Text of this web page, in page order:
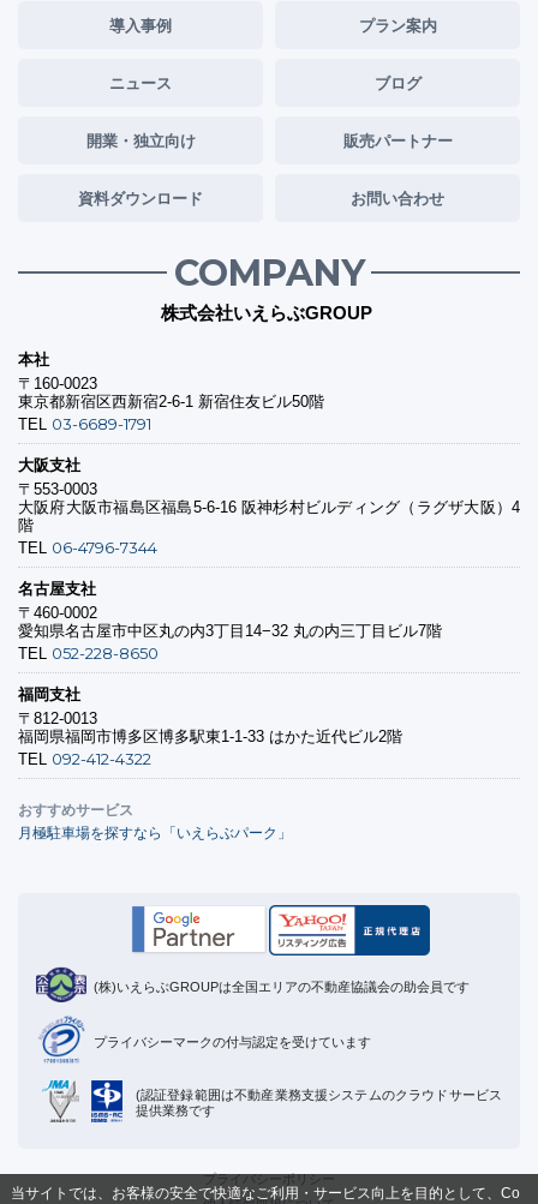
導入事例 プラン案内
ニュース ブログ
開業・独立向け 販売パートナー
資料ダウンロード お問い合わせ
COMPANY
株式会社いえらぶGROUP
本社
〒160-0023
東京都新宿区西新宿2-6-1 新宿住友ビル50階
TEL 03-6689-1791
大阪支社
〒553-0003
大阪府大阪市福島区福島5-6-16 阪神杉村ビルディング（ラグザ大阪）4
階
TEL 06-4796-7344
名古屋支社
〒460-0002
愛知県名古屋市中区丸の内3丁目14−32 丸の内三丁目ビル7階
TEL 052-228-8650
福岡支社
〒812-0013
福岡県福岡市博多区博多駅東1-1-33 はかた近代ビル2階
TEL 092-412-4322
おすすめサービス
月極駐車場を探すなら「いえらぶパーク」
(株)いえらぶGROUPは全国エリアの不動産協議会の助会員です
プライバシーマークの付与認定を受けています
(認証登録範囲は不動産業務支援システムのクラウドサービス
提供業務です
プライバシーポリシー
当サイトでは、お客様の安全で快適なご利用・サービス向上を目的として、Co